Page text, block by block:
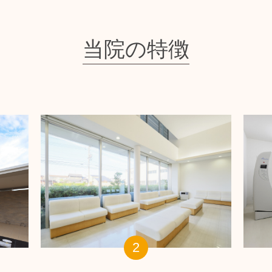
当院の特徴
2